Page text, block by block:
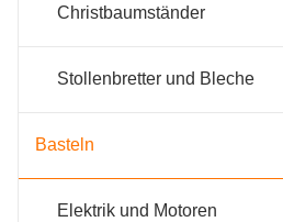
Christbaumständer
Stollenbretter und Bleche
Basteln
Elektrik und Motoren